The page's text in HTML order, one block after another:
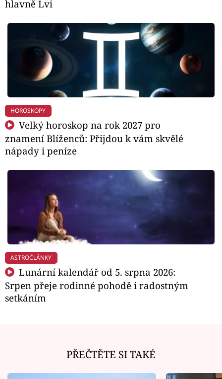
hlavně Lvi
HOROSKOPY
Velký horoskop na rok 2027 pro
znamení Blíženců: Přijdou k vám skvělé
nápady i peníze
ASTROČLÁNKY
Lunární kalendář od 5. srpna 2026:
Srpen přeje rodinné pohodě i radostným
setkáním
PŘEČTĚTE SI TAKÉ